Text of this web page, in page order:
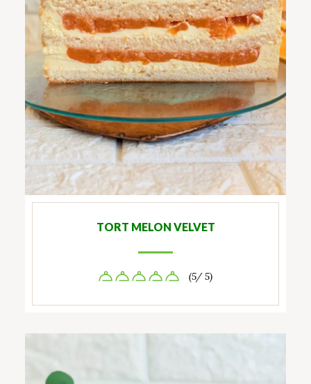
TORT MELON VELVET
(5/ 5)